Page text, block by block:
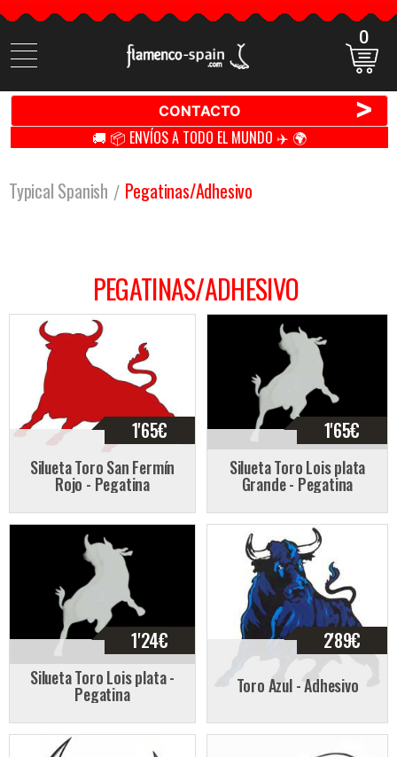
Buscar
productos
0
CONTACTO >
🚚 📦 ENVÍOS A TODO EL MUNDO ✈️ 🌍
Typical Spanish Pegatinas/Adhesivo
PEGATINAS/ADHESIVO
1'65€
Silueta Toro San Fermín
Rojo - Pegatina
1'65€
Silueta Toro Lois plata
Grande - Pegatina
1'24€
Silueta Toro Lois plata -
Pegatina
2'89€
Toro Azul - Adhesivo